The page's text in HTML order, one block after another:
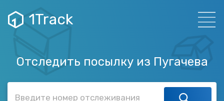
1Track
Отследить посылку из Пугачева